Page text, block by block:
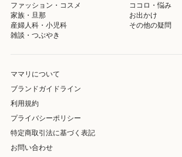
ファッション・コスメ
ココロ・悩み
家族・旦那
お出かけ
産婦人科・小児科
その他の疑問
雑談・つぶやき
ママリについて
ブランドガイドライン
利用規約
プライバシーポリシー
特定商取引法に基づく表記
お問い合わせ